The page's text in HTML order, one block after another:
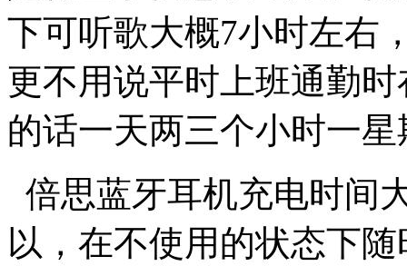
下可听歌大概7小时左右
更不用说平时上班通勤
的话一天两三个小时一
倍思蓝牙耳机充电时间
以，在不使用的状态下